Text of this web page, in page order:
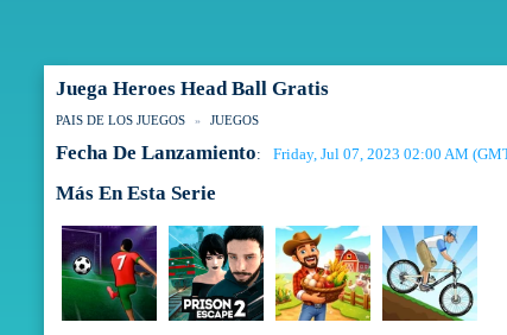
Juega Heroes Head Ball Gratis
PAIS DE LOS JUEGOS JUEGOS
Fecha De Lanzamiento: Friday, Jul 07, 2023 02:00 AM
Más En Esta Serie